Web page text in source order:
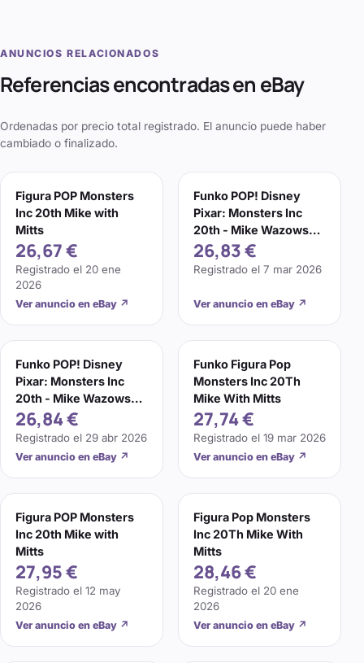
ANUNCIOS RELACIONADOS
Referencias encontradas en eBay
Ordenadas por precio total registrado. El anuncio puede haber
cambiado o finalizado.
Figura POP Monsters
Inc 20th Mike with
Mitts
26,67 €
Registrado el 20 ene
2026
Ver anuncio en eBay ↗
Funko POP! Disney
Pixar: Monsters Inc
20th - Mike Wazowski
With Mitts - Collecta
26,83 €
Registrado el 7 mar 2026
Ver anuncio en eBay ↗
Funko POP! Disney
Pixar: Monsters Inc
20th - Mike Wazowski
With Mitts - Collecta
26,84 €
Registrado el 29 abr 2026
Ver anuncio en eBay ↗
Funko Figura Pop
Monsters Inc 20Th
Mike With Mitts
27,74 €
Registrado el 19 mar 2026
Ver anuncio en eBay ↗
Figura POP Monsters
Inc 20th Mike with
Mitts
27,95 €
Registrado el 12 may
2026
Ver anuncio en eBay ↗
Figura Pop Monsters
Inc 20Th Mike With
Mitts
28,46 €
Registrado el 20 ene
2026
Ver anuncio en eBay ↗